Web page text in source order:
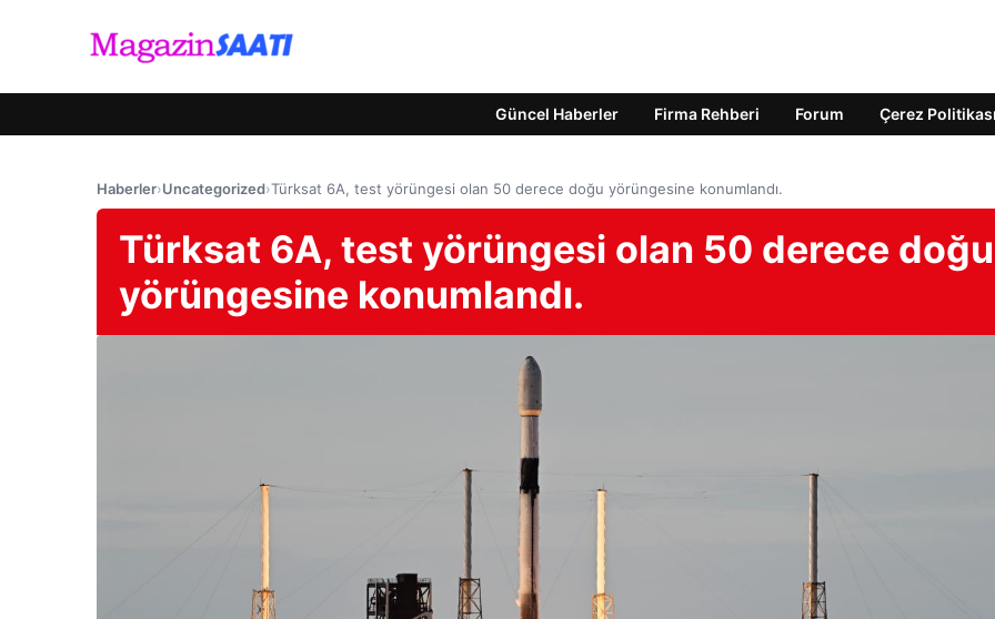
Güncel Haberler Firma Rehberi Forum Çerez Politikası
Haberler›Uncategorized›Türksat 6A, test yörüngesi olan 50 derece doğu yörüngesine konumlandı.
Türksat 6A, test yörüngesi olan 50 derece doğu
yörüngesine konumlandı.